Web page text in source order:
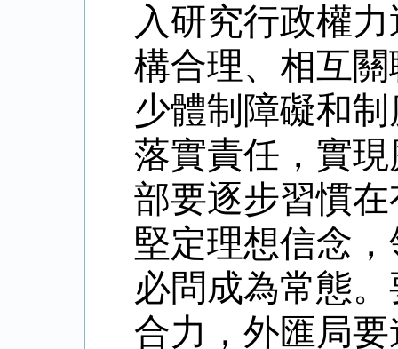
入研究行政權
構合理、相互
少體制障礙和
落實責任，實
部要逐步習慣
堅定理想信念
必問成為常態。
合力，外匯局要